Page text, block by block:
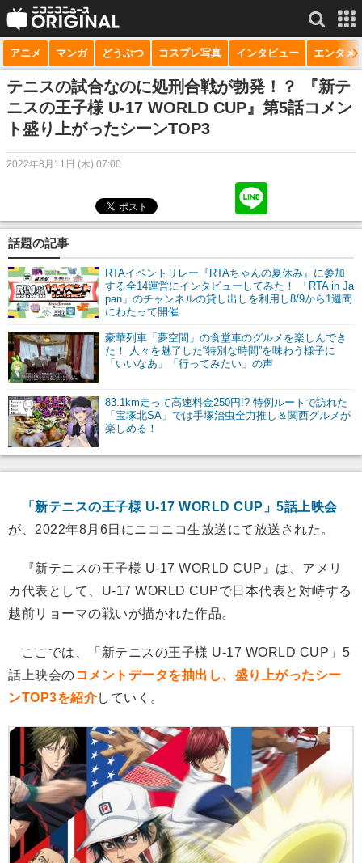
サービス一覧 もっと見る
niconico
動画
生放送
マンガ
ニコニコQ
アニメ マンガ どうぶつ コスプレ写真 インタビュー エンタメ
テニスの試合なのに処刑合戦が勃発！？ 『新テ
ニスの王子様 U-17 WORLD CUP』第5話コメン
ト盛り上がったシーンTOP3
2022年8月11日 (木) 07:00
話題の記事
RTAイベントリレー『RTAちゃんの夏休み』に参加
する全14運営にインタビューしてみた！ 「RTA in Ja
pan」のチャンネルの貸し出しを利用し8/9から1週間
にわたって開催
豪華列車「夢空間」の食堂車のグルメを楽しんでき
た！ 人々を魅了した“特別な時間”を味わう様子に
「いいなあ」「行ってみたい」の声
83.1km走って高速料金250円!? 特例ルートで訪れた
「宝塚北SA」では手塚治虫全力推し＆関西グルメが
楽しめる！
「新テニスの王子様 U-17 WORLD CUP」5話上映会
が、2022年8月6日にニコニコ生放送にて放送された。
『新テニスの王子様 U-17 WORLD CUP』は、アメリ
カ代表として、U-17 WORLD CUPで日本代表と対峙する
越前リョーマの戦いが描かれた作品。
ここでは、「新テニスの王子様 U-17 WORLD CUP」5
話上映会のコメントデータを抽出し、盛り上がったシー
ンTOP3を紹介していく。